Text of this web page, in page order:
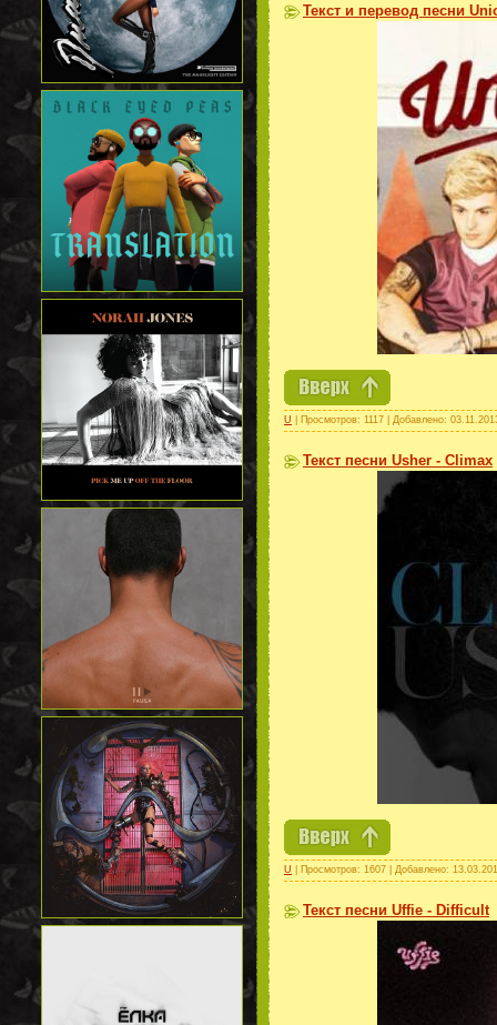
Текст и перевод песни
U | Просмотров: 1117 | Добавлено:
Текст песни Usher - Climax
U | Просмотров: 1607 | Добавлено:
Текст песни Uffie - Difficult